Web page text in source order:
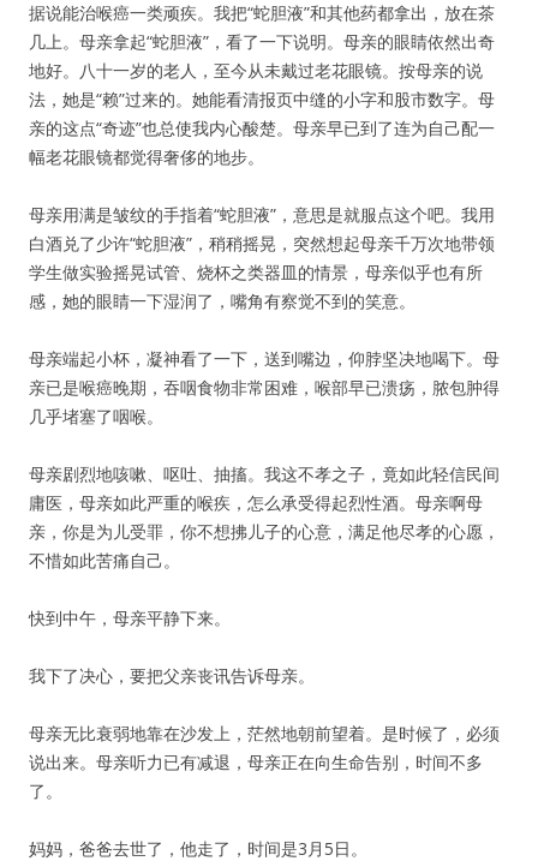
据说能治喉癌一类顽疾。我把“蛇胆液”和其他药都拿出，放在茶
几上。母亲拿起“蛇胆液”，看了一下说明。母亲的眼睛依然出奇
地好。八十一岁的老人，至今从未戴过老花眼镜。按母亲的说
法，她是“赖”过来的。她能看清报页中缝的小字和股市数字。母
亲的这点“奇迹”也总使我内心酸楚。母亲早已到了连为自己配一
幅老花眼镜都觉得奢侈的地步。
母亲用满是皱纹的手指着“蛇胆液”，意思是就服点这个吧。我用
白酒兑了少许“蛇胆液”，稍稍摇晃，突然想起母亲千万次地带领
学生做实验摇晃试管、烧杯之类器皿的情景，母亲似乎也有所
感，她的眼睛一下湿润了，嘴角有察觉不到的笑意。
母亲端起小杯，凝神看了一下，送到嘴边，仰脖坚决地喝下。母
亲已是喉癌晚期，吞咽食物非常困难，喉部早已溃疡，脓包肿得
几乎堵塞了咽喉。
母亲剧烈地咳嗽、呕吐、抽搐。我这不孝之子，竟如此轻信民间
庸医，母亲如此严重的喉疾，怎么承受得起烈性酒。母亲啊母
亲，你是为儿受罪，你不想拂儿子的心意，满足他尽孝的心愿，
不惜如此苦痛自己。
快到中午，母亲平静下来。
我下了决心，要把父亲丧讯告诉母亲。
母亲无比衰弱地靠在沙发上，茫然地朝前望着。是时候了，必须
说出来。母亲听力已有减退，母亲正在向生命告别，时间不多
了。
妈妈，爸爸去世了，他走了，时间是3月5日。